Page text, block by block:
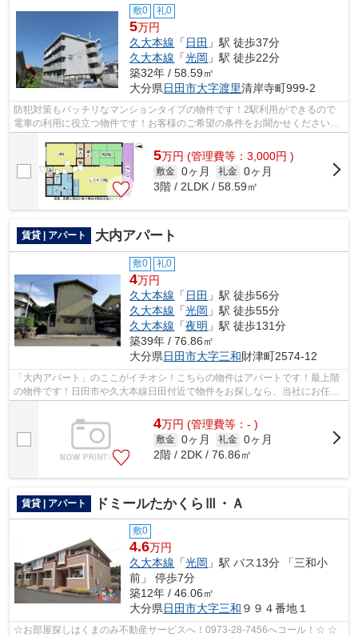
敷0 礼0
5万円
久大本線 「 日田 」駅 徒歩37分
久大本線 「光岡 」駅 徒歩22分
築32年 / 58.59㎡
大分県日田市大字渡里清岸寺町999-2
防犯対策もバッチリなマンションタイプの物件です！2駅利用ができるので
電車の利用に役立つ物件です！お客様のご希望の条件をお聞かせください！
当社からお客様のお求めの条件に合った...
5万円 (管理費等：3,000円 )
敷金 0ヶ月 礼金 0ヶ月
3階 / 2LDK / 58.59㎡
賃貸 | アパート 大内アパート
敷0 礼0
4万円
久大本線 「 日田 」駅 徒歩56分
久大本線 「光岡 」駅 徒歩55分
久大本線 「夜明 」駅 徒歩131分
築39年 / 76.86㎡
大分県日田市大字三和財津町2574-12
「大内アパート」のここがイチオシ！こちらの物件はアパートです！最上階
の物件です！日田市や久大本線日田付近で物件をお探しなら、当社にお任せ
ください！当社では、お客様のニーズ...
4万円 (管理費等：- )
敷金 0ヶ月 礼金 0ヶ月
2階 / 2DK / 76.86㎡
賃貸 | アパート ドミールたかくらⅢ・Ａ
敷0
4.6万円
久大本線 「光岡 」駅 バス13分 「三和小
前」 停歩7分
築12年 / 46.06㎡
大分県日田市大字三和 ９９４番地１
☆お部屋探しはくまのみ不動産サービスへ！0973-28-7456へコール！☆ ☆